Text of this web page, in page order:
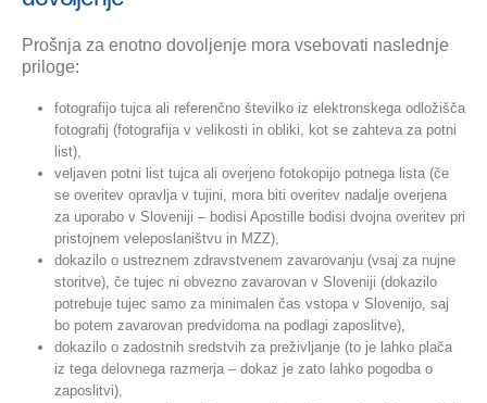
Prošnja za enotno dovoljenje mora vsebovati naslednje
priloge:
fotografijo tujca ali referenčno številko iz elektronskega odložišča
fotografij (fotografija v velikosti in obliki, kot se zahteva za potni
list),
veljaven potni list tujca ali overjeno fotokopijo potnega lista (če
se overitev opravlja v tujini, mora biti overitev nadalje overjena
za uporabo v Sloveniji – bodisi Apostille bodisi dvojna overitev pri
pristojnem veleposlaništvu in MZZ),
dokazilo o ustreznem zdravstvenem zavarovanju (vsaj za nujne
storitve), če tujec ni obvezno zavarovan v Sloveniji (dokazilo
potrebuje tujec samo za minimalen čas vstopa v Slovenijo, saj
bo potem zavarovan predvidoma na podlagi zaposlitve),
dokazilo o zadostnih sredstvih za preživljanje (to je lahko plača
iz tega delovnega razmerja – dokaz je zato lahko pogodba o
zaposlitvi),